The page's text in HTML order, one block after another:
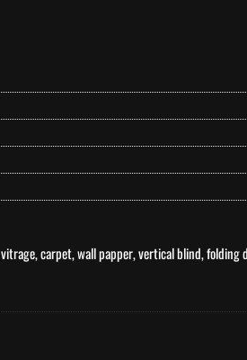
carpet, wall papper, vertical blind, folding